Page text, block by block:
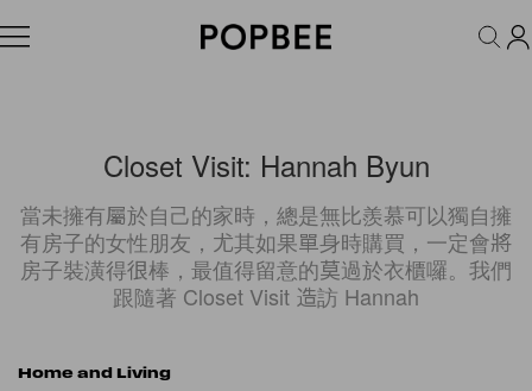
FASHION ACCESSORIES BEAUTY WELLNESS LIFESTYLE
Closet Visit: Hannah Byun
當未擁有屬於自己的家時，總是無比羨慕可以獨自擁
有房子的女性朋友，尤其如果單身時購買，一定會將
房子裝潢得很棒，最值得留意的莫過於衣櫃囉。我們
跟隨著 Closet Visit 造訪 Hannah
Home and Living